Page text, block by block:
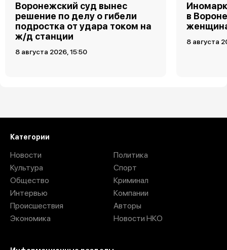
Воронежский суд вынес
решение по делу о гибели
подростка от удара током на
ж/д станции
8 августа 2026, 15:50
в
8 августа
Категории
Новости
Культура
Общество
Интервью
Происшествия
Экономика
Политика
Спорт
Криминал
Компании
Авторы
Новости НКО